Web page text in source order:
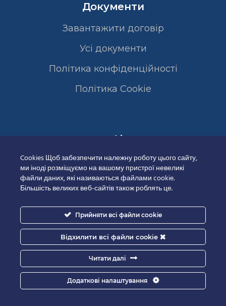
Документи
Завантажити договір
Усі документи
Політика конфіденційності
Полiтика Cookie
Сертифікати
Good-IT.com.ua for Biolights - All rights reserved.
Cookies Щоб забезпечити належну роботу цього сайту,
ми іноді розміщуємо на вашому пристрої невеликі
файли даних, які називаються файлами cookie.
Більшість великих веб-сайтів також роблять це.
Прийняти всі файли cookie
Відхилити всі файли cookie
Читати далі
Додаткові налаштування